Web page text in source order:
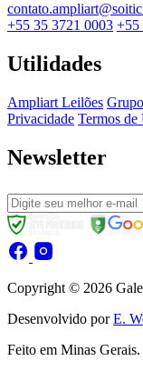
+55 35 3721 0003 +55
Utilidades
Ampliart Leilões
Privacidade Termos de
Newsletter
Copyright © 2026
Desenvolvido porE.
Feito em Minas Gerais.